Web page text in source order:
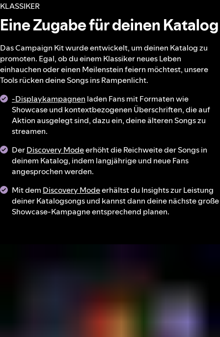
KLASSIKER
Eine Zugabe für deinen Katalog
Das Campaign Kit wurde entwickelt, um deinen Katalog zu
promoten. Egal, ob du einem Klassiker neues Leben
einhauchen oder einen Meilenstein feiern möchtest, unsere
Tools rücken deine Songs ins Rampenlicht.
-Displaykampagnen laden Fans mit Formaten wie
Showcase und kontextbezogenen Überschriften, die auf
Aktion ausgelegt sind, dazu ein, deine älteren Songs zu
streamen.
DerDiscovery Modeerhöht die Reichweite der Songs in
deinem Katalog, indem langjährige und neue Fans
angesprochen werden.
Mit dem Discovery Modeerhältst du Insights zur Leistung
deiner Katalogsongs und kannst dann deine nächste große
Showcase-Kampagne entsprechend planen.